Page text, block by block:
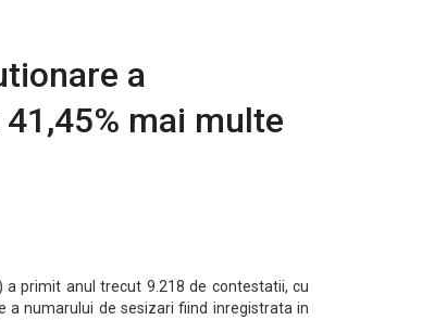
a
mai multe
a primit anul trecut 9.218 de contestatii, cu
a numarului de sesizari fiind inregistrata in